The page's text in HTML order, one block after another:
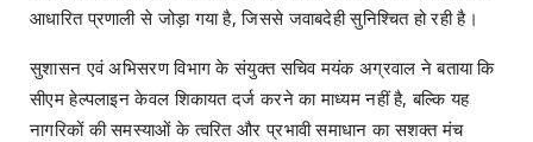
आधारित प्रणाली से जोड़ा गया है, जिससे जवाबदेही सुनिश्चित हो रही है।
सुशासन एवं अभिसरण विभाग के संयुक्त सचिव मयंक अग्रवाल ने बताया कि
सीएम हेल्पलाइन केवल शिकायत दर्ज करने का माध्यम नहीं है, बल्कि यह
नागरिकों की समस्याओं के त्वरित और प्रभावी समाधान का सशक्त मंच